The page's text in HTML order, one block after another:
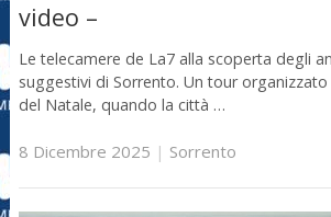
video –
Le telecamere de La7 alla scoperta degli
suggestivi di Sorrento. Un tour
del Natale, quando la città …
8 Dicembre 2025 | Sorrento